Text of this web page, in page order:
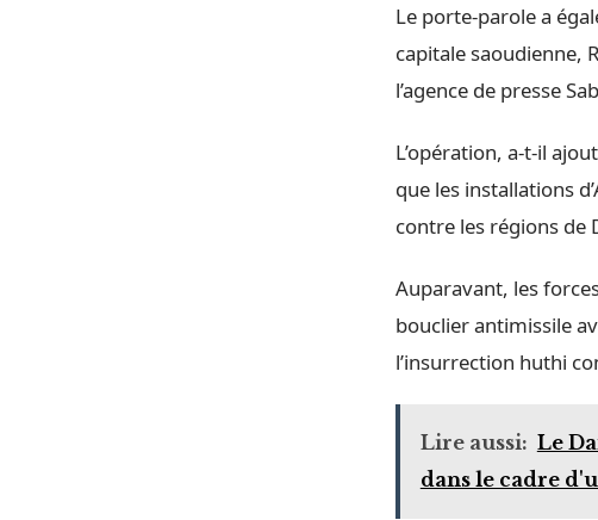
Le porte-parole a
capitale saoudienne,
l’agence de presse
L’opération, a-t-il
que les installations
contre les régions de
Auparavant, les
bouclier antimissile
l’insurrection huthi
Lire aussi: Le
dans le cadre